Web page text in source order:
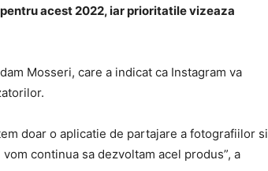
acest 2022, iar prioritatile vizeaza
Mosseri, care a indicat ca Instagram va
doar o aplicatie de partajare a fotografiilor si
continua sa dezvoltam acel produs”, a